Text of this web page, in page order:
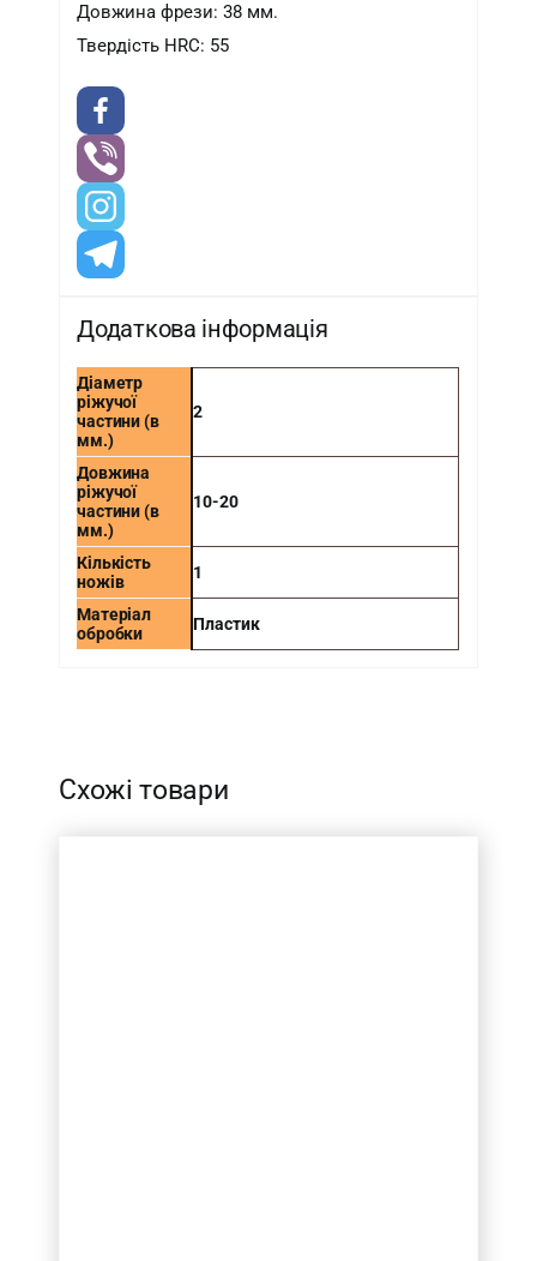
Довжина фрези: 38 мм.
Твердість HRC: 55
Додаткова інформація
Діаметр
ріжучої
частини (в
мм.)
2
Довжина
ріжучої
частини (в
мм.)
10-20
Кількість
ножів
1
Матеріал
обробки
Пластик
Схожі товари